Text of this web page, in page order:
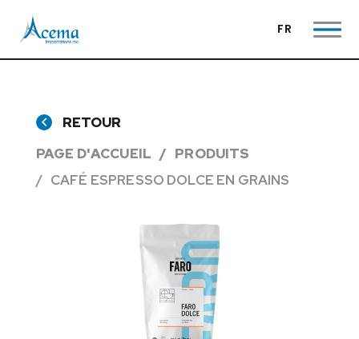
FR
RETOUR
PAGE D'ACCUEIL
PRODUITS
CAFÉ ESPRESSO DOLCE EN GRAINS